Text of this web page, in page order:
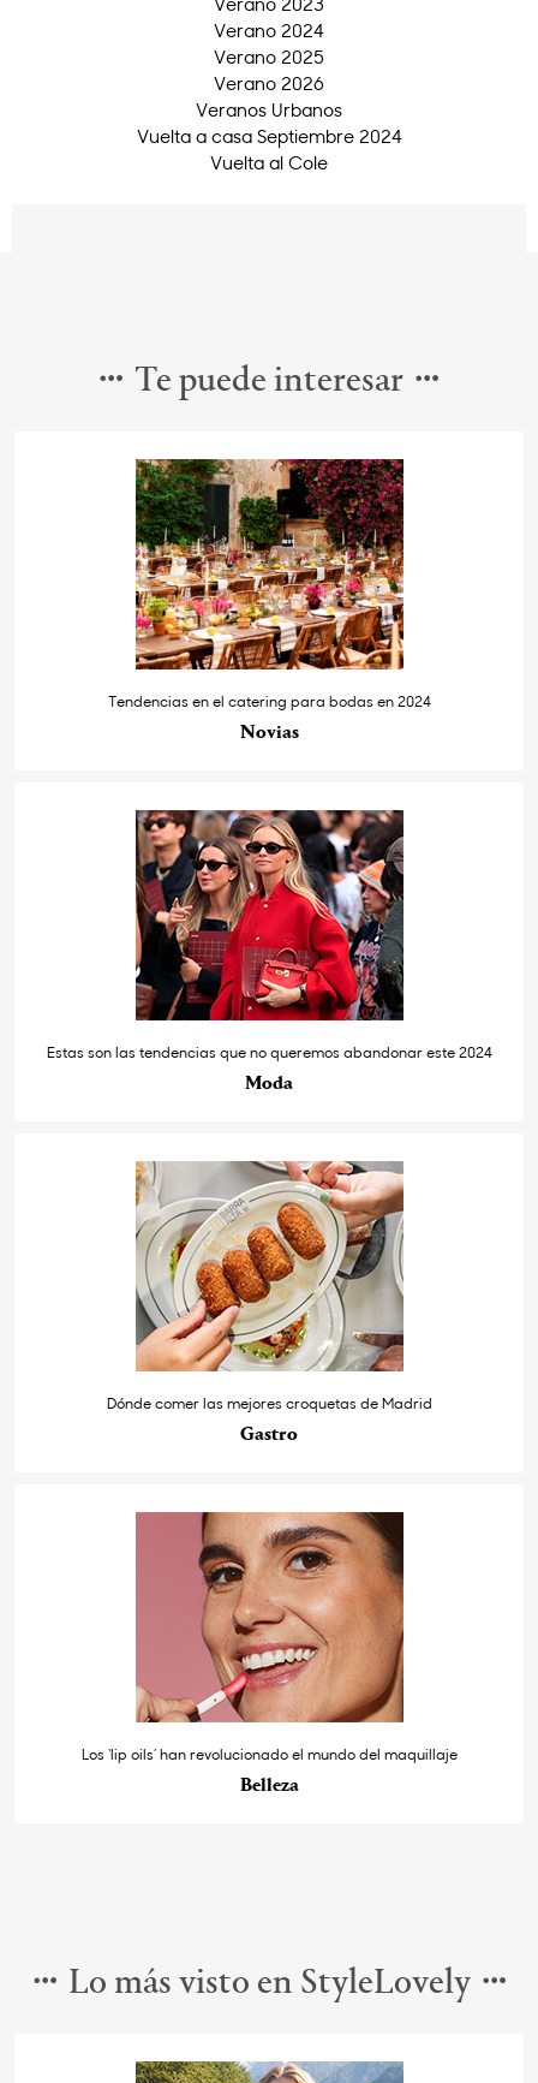
Verano 2024
Verano 2025
Verano 2026
Veranos Urbanos
Vuelta a casa Septiembre 2024
Vuelta al Cole
Te puede interesar
Tendencias en el catering para bodas en 2024
Novias
Estas son las tendencias que no queremos abandonar este 2024
Moda
Dónde comer las mejores croquetas de Madrid
Gastro
Los ‘lip oils’ han revolucionado el mundo del maquillaje
Belleza
Lo más visto en StyleLovely